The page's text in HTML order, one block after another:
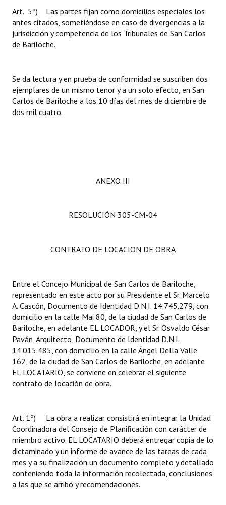
Art. 5º) Las partes fijan como domicilios especiales los
antes citados, sometiéndose en caso de divergencias a la
jurisdicción y competencia de los Tribunales de San Carlos
de Bariloche.
Se da lectura y en prueba de conformidad se suscriben dos
ejemplares de un mismo tenor y a un solo efecto, en San
Carlos de Bariloche a los 10 días del mes de diciembre de
dos mil cuatro.
ANEXO III
RESOLUCIÓN 305-CM-04
CONTRATO DE LOCACION DE OBRA
Entre el Concejo Municipal de San Carlos de Bariloche,
representado en este acto por su Presidente el Sr. Marcelo
A. Cascón, Documento de Identidad D.N.I. 14.745.279, con
domicilio en la calle Mai 80, de la ciudad de San Carlos de
Bariloche, en adelante EL LOCADOR, y el Sr. Osvaldo César
Paván, Arquitecto, Documento de Identidad D.N.I.
14.015.485, con domicilio en la calle Ángel Della Valle
162, de la ciudad de San Carlos de Bariloche, en adelante
EL LOCATARIO, se conviene en celebrar el siguiente
contrato de locación de obra.
Art. 1º) La obra a realizar consistirá en integrar la Unidad
Coordinadora del Consejo de Planificación con carácter de
miembro activo. EL LOCATARIO deberá entregar copia de lo
dictaminado y un informe de avance de las tareas de cada
mes y a su finalización un documento completo y detallado
conteniendo toda la información recolectada, conclusiones
a las que se arribó y recomendaciones.